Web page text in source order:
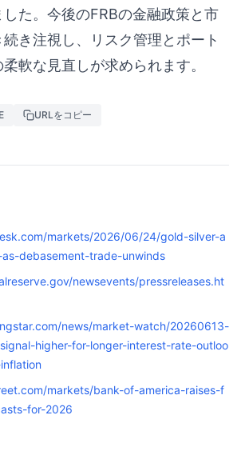
た。今後のFRBの金融政策と市
き注視し、リスク管理とポート
軟な見直しが求められます。
URLをコピー
markets/2026/06/24/gold-silver-a
debasement-trade-unwinds
newsevents/pressreleases.ht
news/market-watch/20260613-
higher-for-longer-interest-rate-outloo
markets/bank-of-america-raises-f
for-2026